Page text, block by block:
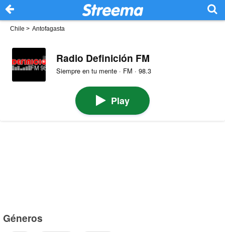
Chile > Antofagasta
Radio Definición FM
Siempre en tu mente · FM · 98.3
Play
Géneros